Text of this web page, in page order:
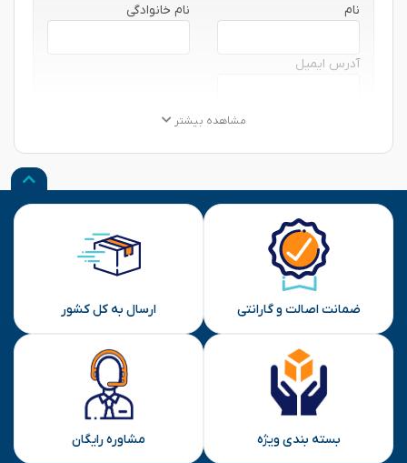
نام نام خانوادگی
آدرس ایمیل
★
ارسال
مشاهده بیشتر
ضمانت اصالت و گارانتی ارسال به کل کشور
بسته بندی ویژه مشاوره رایگان